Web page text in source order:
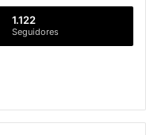
1.122
Seguidores